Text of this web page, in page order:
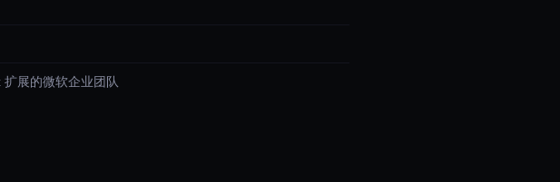
扩展的微软企业团队